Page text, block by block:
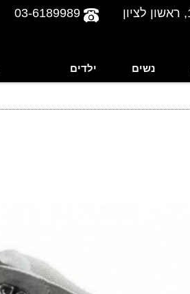
03-6189989
נשים ילדים